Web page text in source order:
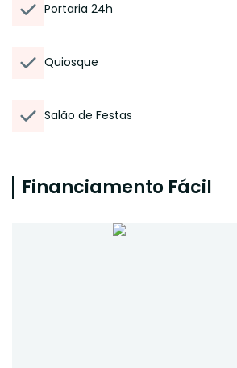
Portaria 24h
Quiosque
Salão de Festas
Financiamento Fácil